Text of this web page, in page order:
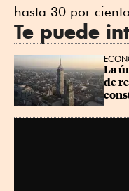
hasta 30 por
Te puede
La
de